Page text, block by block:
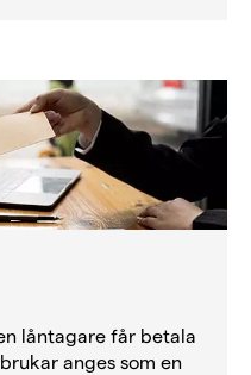
låntagare får betala
anges som en